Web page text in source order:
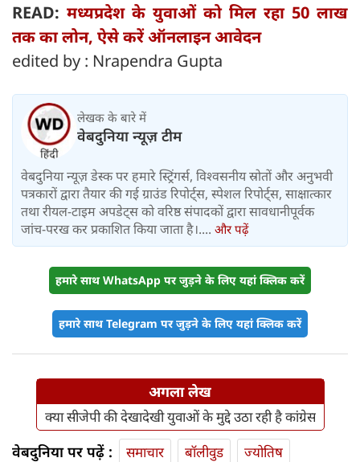
READ: मध्यप्रदेश के युवाओं को मिल रहा 50 लाख
तक का लोन, ऐसे करें ऑनलाइन आवेदन
edited by : Nrapendra Gupta
लेखक के बारे में
वेबदुनिया न्यूज़ टीम
वेबदुनिया न्यूज़ डेस्क पर हमारे स्ट्रिंगर्स, विश्वसनीय स्रोतों और अनुभवी
पत्रकारों द्वारा तैयार की गई ग्राउंड रिपोर्ट्स, स्पेशल रिपोर्ट्स, साक्षात्कार
तथा रीयल-टाइम अपडेट्स को वरिष्ठ संपादकों द्वारा सावधानीपूर्वक
जांच-परख कर प्रकाशित किया जाता है।.... और पढ़ें
हमारे साथ WhatsApp पर जुड़ने के लिए यहां क्लिक करें
हमारे साथ Telegram पर जुड़ने के लिए यहां क्लिक करें
अगला लेख
क्या सीजेपी की देखादेखी युवाओं के मुद्दे उठा रही है कांग्रेस
वेबदुनिया पर पढ़ें : समाचार बॉलीवुड
ज्योतिष